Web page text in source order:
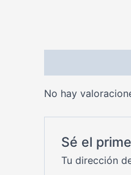
No hay
Sé el
Tu dirección